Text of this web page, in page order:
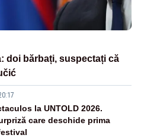
doi bărbați, suspectați că
la UNTOLD 2026.
care deschide prima